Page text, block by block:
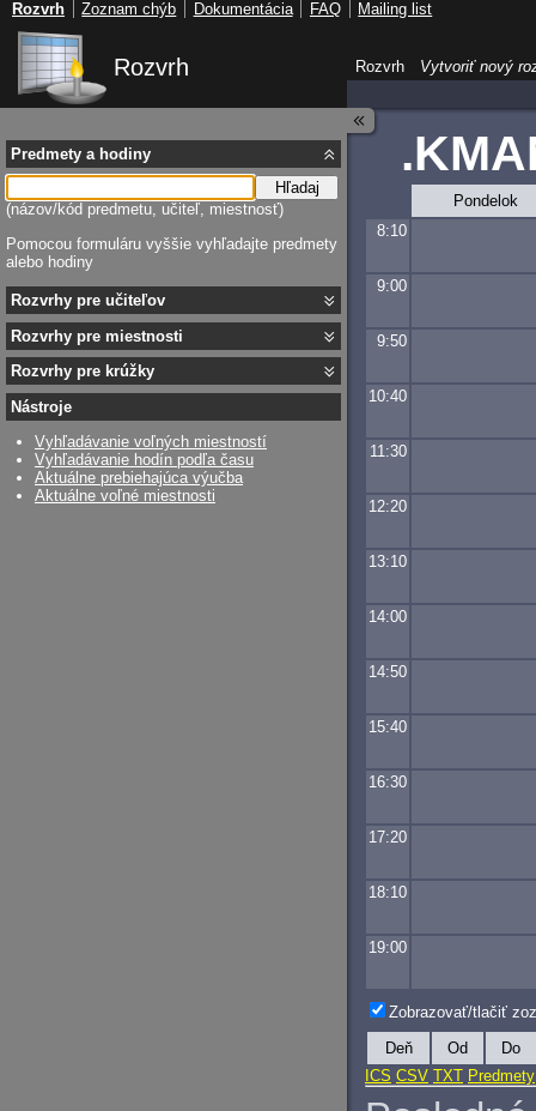
Rozvrh
Pondelok
8:10
9:00
9:50
10:40
11:30
12:20
13:10
14:00
14:50
15:40
16:30
17:20
18:10
19:00
Zobrazovať/tlačiť
Deň Od
Do
ICS CSV TXT Predmety
Predmety a hodiny
Hľadaj
(názov/kód predmetu, učiteľ, miestnosť)
Pomocou formuláru vyššie vyhľadajte predmety
alebo hodiny
Rozvrhy pre učiteľov
Rozvrhy pre miestnosti
Rozvrhy pre krúžky
Nástroje
Vyhľadávanie voľných miestností
Vyhľadávanie hodín podľa času
Aktuálne prebiehajúca výučba
Aktuálne voľné miestnosti
Rozvrh Vytvoriť nový
Rozvrh Zoznam chýb Dokumentácia FAQ Mailing list